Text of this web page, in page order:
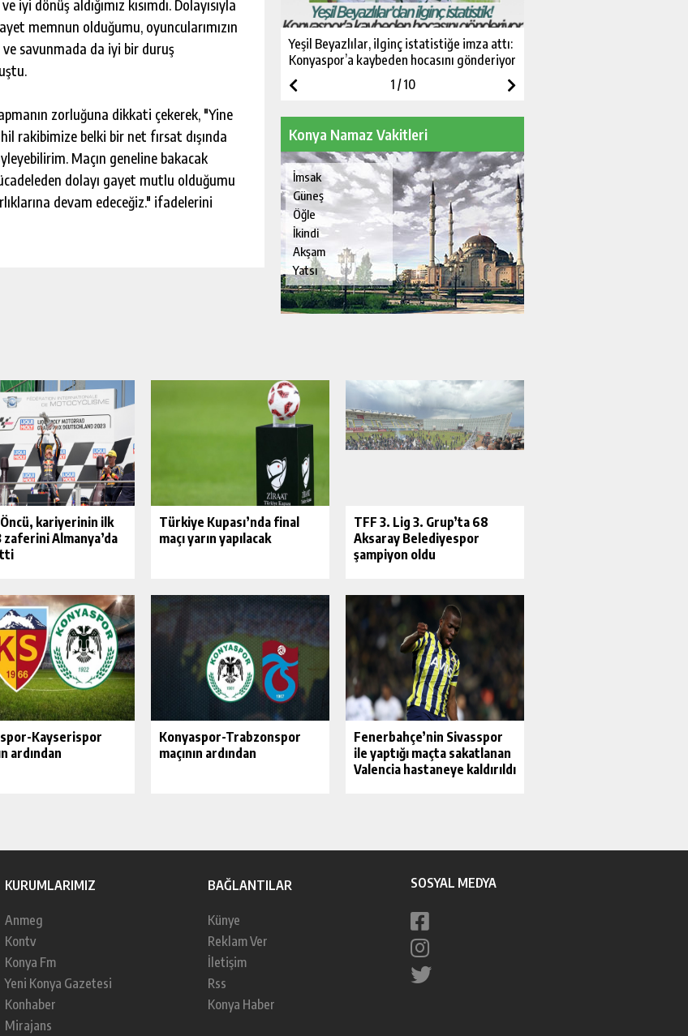
dönüş aldığımız kısımdı. Dolayısıyla
memnun olduğumu, oyuncularımızın
ve savunmada da iyi bir duruş
zorluğuna dikkati çekerek, "Yine
rakibimize belki bir net fırsat dışında
Maçın geneline bakacak
dolayı gayet mutlu olduğumu
devam edeceğiz." ifadelerini
Yeşil Beyazlılar, ilginç istatistiğe imza attı:
Konyaspor’a kaybeden hocasını gönderiyor
1 /10
Konya Namaz Vakitleri
İmsak
Güneş
Öğle
İkindi
Akşam
Yatsı
kariyerinin ilk
zaferini Almanya’da
Türkiye Kupası’nda final
maçı yarın yapılacak
​TFF 3. Lig 3. Grup’ta 68
Aksaray Belediyespor
şampiyon oldu
Kayserispor
ardından
Konyaspor-Trabzonspor
maçının ardından
Fenerbahçe’nin Sivasspor
ile yaptığı maçta sakatlanan
Valencia hastaneye kaldırıldı
KURUMLARIMIZ
Anmeg
Kontv
Konya Fm
Yeni Konya Gazetesi
Konhaber
Mirajans
BAĞLANTILAR
Künye
Reklam Ver
İletişim
Rss
Konya Haber
SOSYAL MEDYA